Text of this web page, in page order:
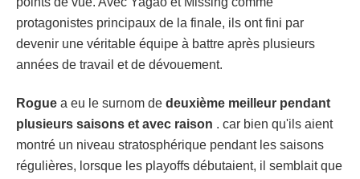
protagonistes principaux de la finale, ils ont fini par
devenir une véritable équipe à battre après plusieurs
années de travail et de dévouement.
Rogue a eu le surnom de deuxième meilleur pendant
plusieurs saisons et avec raison . car bien qu'ils aient
montré un niveau stratosphérique pendant les saisons
régulières, lorsque les playoffs débutaient, il semblait que